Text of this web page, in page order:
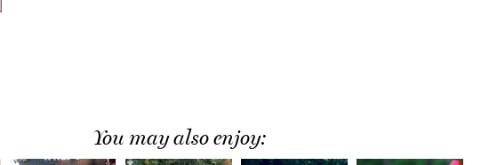
You may also enjoy: